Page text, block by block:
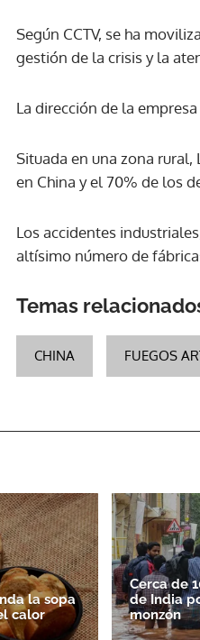
Según CCTV, se ha
gestión de la crisis y la
La dirección de la
Situada en una zona
en China y el 70% de los
Los accidentes
altísimo número de
Temas
CHINA FUEGOS
la sopa
calor
Cerca de
de India
monzón